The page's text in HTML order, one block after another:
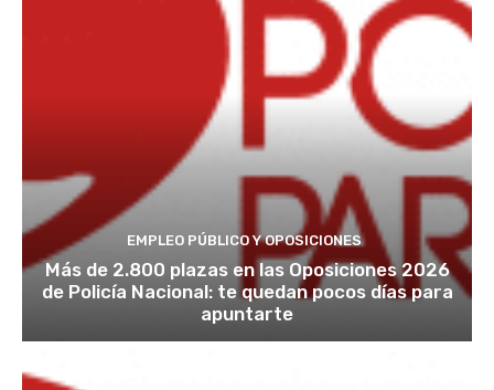
EMPLEO PÚBLICO Y OPOSICIONES
Más de 2.800 plazas en las Oposiciones 2026
de Policía Nacional: te quedan pocos días para
apuntarte